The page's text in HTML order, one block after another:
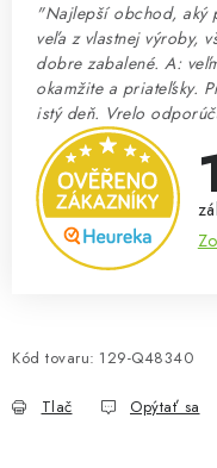
"Najlepší obchod, aký
veľa z vlastnej výroby,
dobre zabalené. A:
okamžite a priateľsky.
istý deň. Vrelo
Kód tovaru: 129-Q48340
Tlač Opýtať sa